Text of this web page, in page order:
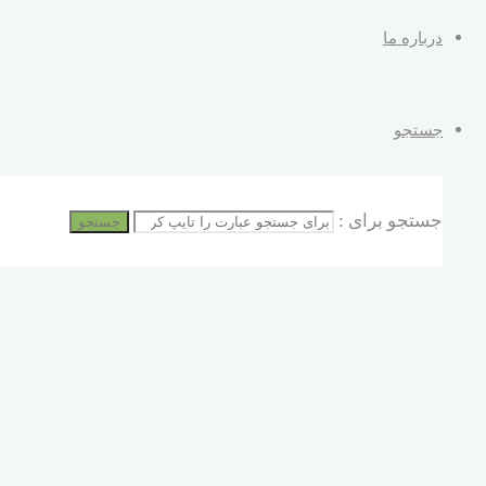
درباره ما
جستجو
جستجو برای : جستجو